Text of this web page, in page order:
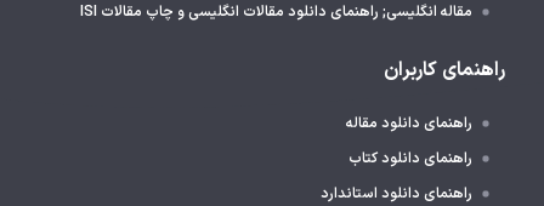
مقاله انگلیسی; راهنمای دانلود مقالات انگلیسی و چاپ مقالات ISI
راهنمای کاربران
راهنمای دانلود مقاله
راهنمای دانلود کتاب
راهنمای دانلود استاندارد